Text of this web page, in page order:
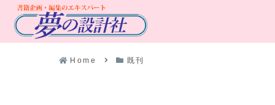
Home 既刊